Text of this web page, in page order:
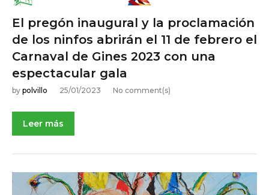
El pregón inaugural y la proclamación
de los ninfos abrirán el 11 de febrero el
Carnaval de Gines 2023 con una
espectacular gala
25/01/2023
by polvillo No comment(s)
Leer más
NOTICIAS DE ACTUALIDAD